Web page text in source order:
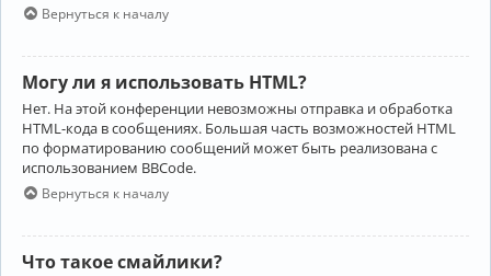
Вернуться к началу
Могу ли я использовать HTML?
Нет. На этой конференции невозможны отправка и обработка
HTML-кода в сообщениях. Большая часть возможностей HTML
по форматированию сообщений может быть реализована с
использованием BBCode.
Вернуться к началу
Что такое смайлики?